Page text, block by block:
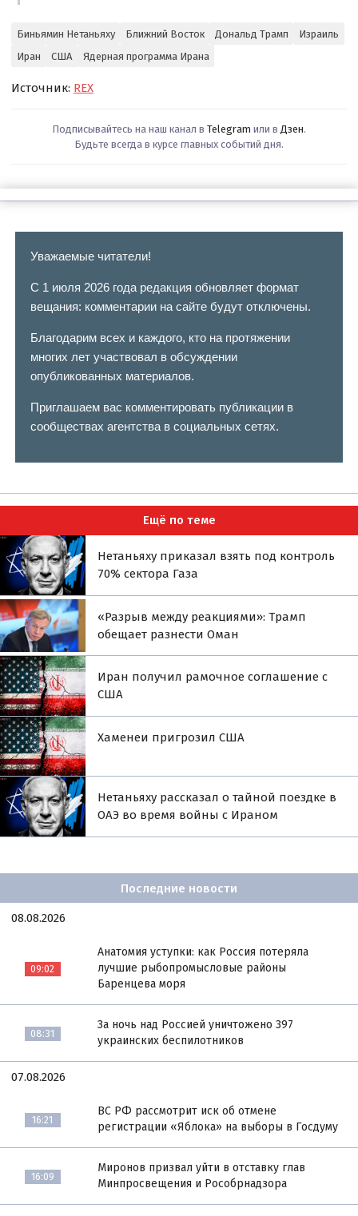
Биньямин Нетаньяху Ближний Восток Дональд Трамп
Израиль
Иран
США Ядерная программа Ирана
Источник: REX
Подписывайтесь на наш канал в Telegram или в Дзен.
Будьте всегда в курсе главных событий дня.
Уважаемые читатели!
С 1 июля 2026 года редакция обновляет формат
вещания: комментарии на сайте будут отключены.
Благодарим всех и каждого, кто на протяжении
многих лет участвовал в обсуждении
опубликованных материалов.
Приглашаем вас комментировать публикации в
сообществах агентства в социальных сетях.
Ещё по теме
Нетаньяху приказал взять под контроль
70% сектора Газа
«Разрыв между реакциями»: Трамп
обещает разнести Оман
Иран получил рамочное соглашение с
США
Хаменеи пригрозил США
Нетаньяху рассказал о тайной поездке в
ОАЭ во время войны с Ираном
Последние новости
08.08.2026
09:02
Анатомия уступки: как Россия потеряла
лучшие рыбопромысловые районы
Баренцева моря
08:31
За ночь над Россией уничтожено 397
украинских беспилотников
07.08.2026
16:21
ВС РФ рассмотрит иск об отмене
регистрации «Яблока» на выборы в Госдуму
16:09
Миронов призвал уйти в отставку глав
Минпросвещения и Рособрнадзора